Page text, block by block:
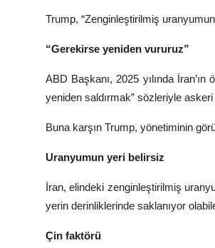
Trump, “Zenginleştirilmiş
“Gerekirse yeniden vururuz”
ABD Başkanı, 2025 yılında
yeniden saldırmak” sözleriyle
Buna karşın Trump, yönetiminin
Uranyumun yeri belirsiz
İran, elindeki zenginleştirilmiş
yerin derinliklerinde saklanıyor
Çin faktörü